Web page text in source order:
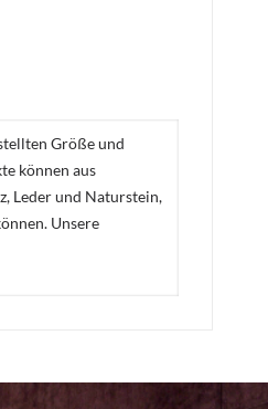
Größe und
können aus
Leder und Naturstein,
Unsere